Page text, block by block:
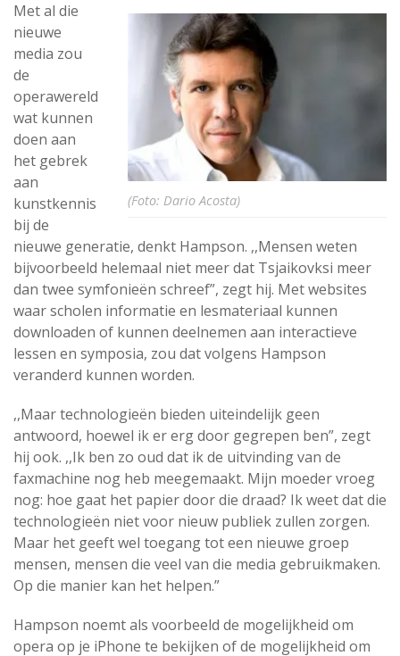
(Foto: Dario Acosta)
Met al die
nieuwe
media zou
de
operawereld
wat kunnen
doen aan
het gebrek
aan
kunstkennis
bij de
nieuwe generatie, denkt Hampson. ,,Mensen weten
bijvoorbeeld helemaal niet meer dat Tsjaikovksi meer
dan twee symfonieën schreef”, zegt hij. Met websites
waar scholen informatie en lesmateriaal kunnen
downloaden of kunnen deelnemen aan interactieve
lessen en symposia, zou dat volgens Hampson
veranderd kunnen worden.
,,Maar technologieën bieden uiteindelijk geen
antwoord, hoewel ik er erg door gegrepen ben”, zegt
hij ook. ,,Ik ben zo oud dat ik de uitvinding van de
faxmachine nog heb meegemaakt. Mijn moeder vroeg
nog: hoe gaat het papier door die draad? Ik weet dat die
technologieën niet voor nieuw publiek zullen zorgen.
Maar het geeft wel toegang tot een nieuwe groep
mensen, mensen die veel van die media gebruikmaken.
Op die manier kan het helpen.”
Hampson noemt als voorbeeld de mogelijkheid om
opera op je iPhone te bekijken of de mogelijkheid om